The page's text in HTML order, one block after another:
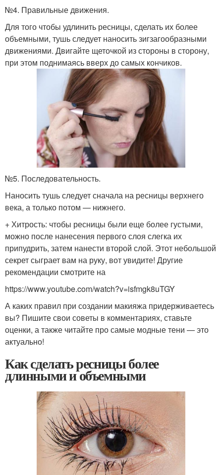
№4. Правильные движения.
Для того чтобы удлинить ресницы, сделать их более
объемными, тушь следует наносить зигзагообразными
движениями. Двигайте щеточкой из стороны в сторону,
при этом поднимаясь вверх до самых кончиков.
№5. Последовательность.
Наносить тушь следует сначала на ресницы верхнего
века, а только потом — нижнего.
+ Хитрость: чтобы ресницы были еще более густыми,
можно после нанесения первого слоя слегка их
припудрить, затем нанести второй слой. Этот небольшой
секрет сыграет вам на руку, вот увидите! Другие
рекомендации смотрите на
https://www.youtube.com/watch?v=isfmgk8uTGY
А каких правил при создании макияжа придерживаетесь
вы? Пишите свои советы в комментариях, ставьте
оценки, а также читайте про самые модные тени — это
актуально!
Как сделать ресницы более
длинными и объемными